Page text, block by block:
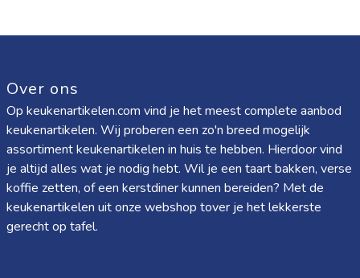
Over ons
Op keukenartikelen.com vind je het meest complete aanbod
keukenartikelen. Wij proberen een zo'n breed mogelijk
assortiment keukenartikelen in huis te hebben. Hierdoor vind
je altijd alles wat je nodig hebt. Wil je een taart bakken, verse
koffie zetten, of een kerstdiner kunnen bereiden? Met de
keukenartikelen uit onze webshop tover je het lekkerste
gerecht op tafel.